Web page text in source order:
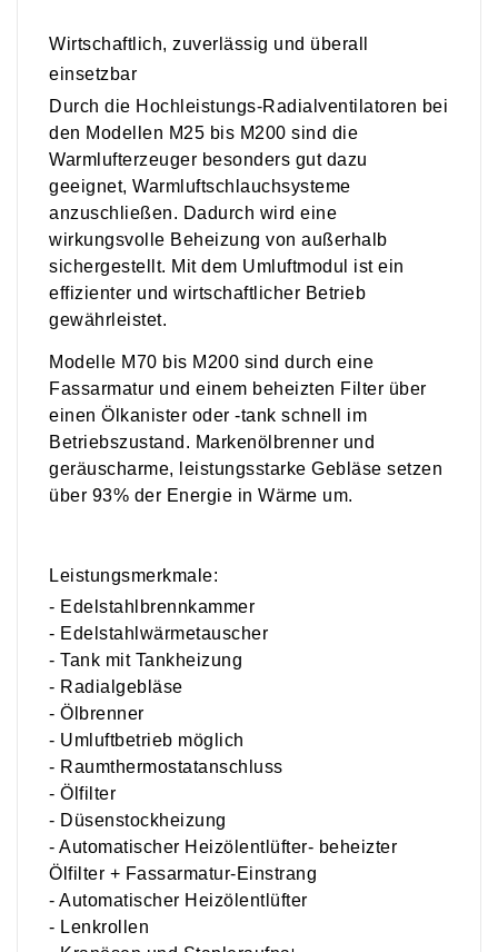
Wirtschaftlich, zuverlässig und überall
einsetzbar
Durch die Hochleistungs-Radialventilatoren bei
den Modellen M25 bis M200 sind die
Warmlufterzeuger besonders gut dazu
geeignet, Warmluftschlauchsysteme
anzuschließen. Dadurch wird eine
wirkungsvolle Beheizung von außerhalb
sichergestellt. Mit dem Umluftmodul ist ein
effizienter und wirtschaftlicher Betrieb
gewährleistet.
Modelle M70 bis M200 sind durch eine
Fassarmatur und einem beheizten Filter über
einen Ölkanister oder -tank schnell im
Betriebszustand. Markenölbrenner und
geräuscharme, leistungsstarke Gebläse setzen
über 93% der Energie in Wärme um.
Leistungsmerkmale:
- Edelstahlbrennkammer
- Edelstahlwärmetauscher
- Tank mit Tankheizung
- Radialgebläse
- Ölbrenner
- Umluftbetrieb möglich
- Raumthermostatanschluss
- Ölfilter
- Düsenstockheizung
- Automatischer Heizölentlüfter- beheizter
Ölfilter + Fassarmatur-Einstrang
- Automatischer Heizölentlüfter
- Lenkrollen